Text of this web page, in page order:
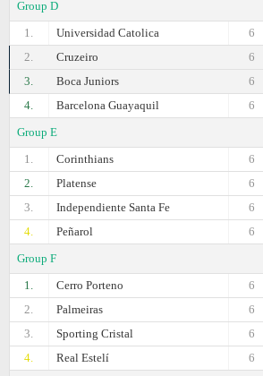
Group D
1.
Universidad Catolica
6
2.
Cruzeiro
6
3.
Boca Juniors
6
4.
Barcelona Guayaquil
6
Group E
1.
Corinthians
6
2.
Platense
6
3.
Independiente Santa Fe
6
4.
Peñarol
6
Group F
1.
Cerro Porteno
6
2.
Palmeiras
6
3.
Sporting Cristal
6
4.
Real Estelí
6